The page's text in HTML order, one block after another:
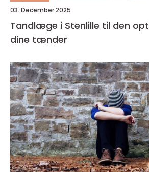
03. December 2025
Tandlæge i Stenlille til den
dine tænder